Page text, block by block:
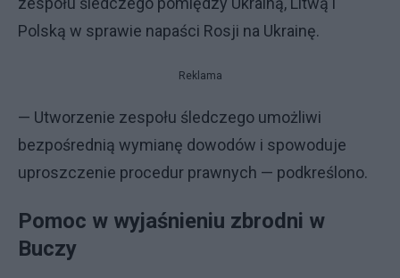
Polską w sprawie napaści Rosji na Ukrainę.
Reklama
— Utworzenie zespołu śledczego umożliwi
bezpośrednią wymianę dowodów i spowoduje
uproszczenie procedur prawnych — podkreślono.
Pomoc w wyjaśnieniu zbrodni w
Buczy